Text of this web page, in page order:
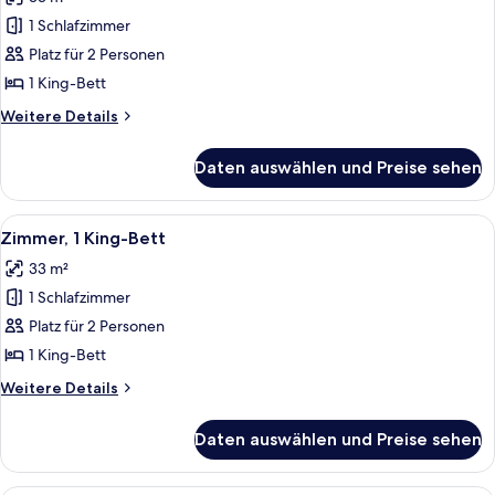
1 King-
Bett,
Gartenblick
1 Schlafzimmer
Platz für 2 Personen
1 King-Bett
Weitere Details
Weitere
1 King-
Bett,
Gartenblick
Daten auswählen und Preise sehen
Alle
Fotos
für
Zimmer,
1 King-
Bett
anzeigen
Ein Hotelzimmer mit einem großen
4
Zimmer, 1 King-Bett
33 m²
1 Schlafzimmer
Platz für 2 Personen
1 King-Bett
Weitere Details
Weitere
1 King-
Bett
Daten auswählen und Preise sehen